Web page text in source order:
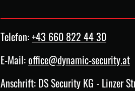
Telefon:+43 660 822 44 30
E-Mail:office@dynamic-security.at
Anschrift: DS Security KG - Linzer